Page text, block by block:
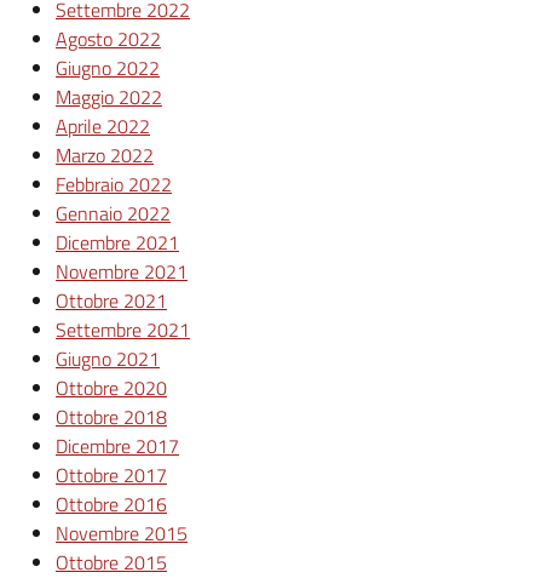
Settembre 2022
Agosto 2022
Giugno 2022
Maggio 2022
Aprile 2022
Marzo 2022
Febbraio 2022
Gennaio 2022
Dicembre 2021
Novembre 2021
Ottobre 2021
Settembre 2021
Giugno 2021
Ottobre 2020
Ottobre 2018
Dicembre 2017
Ottobre 2017
Ottobre 2016
Novembre 2015
Ottobre 2015